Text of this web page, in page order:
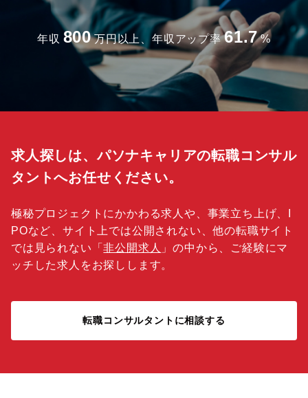
年収 800 万円以上、年収アップ率 61.7 %
求人探しは、パソナキャリアの転職コンサル
タントへお任せください。
極秘プロジェクトにかかわる求人や、事業立ち上げ、I
POなど、サイト上では公開されない、他の転職サイト
では見られない「非公開求人 」の中から、ご経験にマ
ッチした求人をお探しします。
転職コンサルタントに相談する